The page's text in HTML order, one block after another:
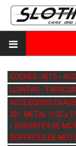
COCHES - KITS -
LLANTAS -
ACCESORIOS
3D - METAL 1/32 y
- SOPORTES DE
SOPORTES DE